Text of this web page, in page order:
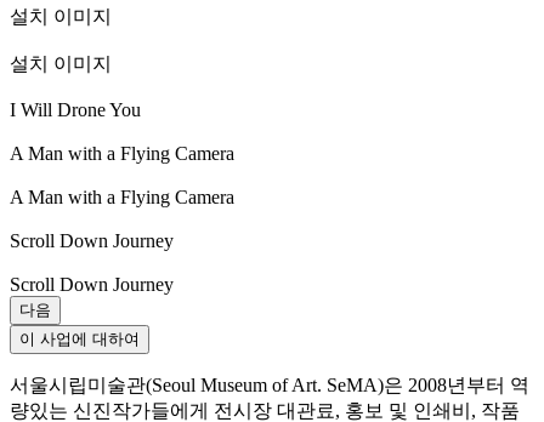
설치 이미지
설치 이미지
I Will Drone You
A Man with a Flying Camera
A Man with a Flying Camera
Scroll Down Journey
Scroll Down Journey
다음
이 사업에 대하여
서울시립미술관(Seoul Museum of Art. SeMA)은 2008년부터 역
량있는 신진작가들에게 전시장 대관료, 홍보 및 인쇄비, 작품